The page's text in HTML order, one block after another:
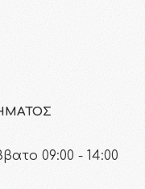
09:00 - 14:00